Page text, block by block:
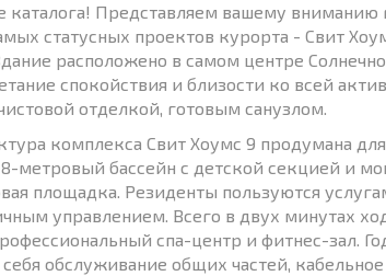
каталога! Представляем вашему
статусных проектов курорта - Свит
расположено в самом центре
спокойствия и близости ко всей
отделкой, готовым санузлом.
комплекса Свит Хоумс 9 продумана
метровый бассейн с детской секцией и
площадка. Резиденты пользуются
управлением. Всего в двух минутах
спа-центр и фитнес-зал.
обслуживание общих частей,